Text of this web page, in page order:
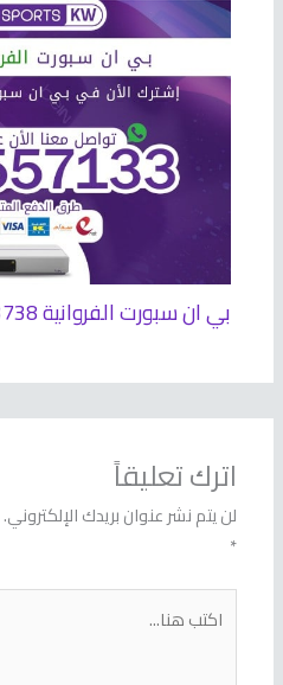
بي ان سبورت الفروانية 66633738 الكويت
اترك تعليقاً
لن يتم نشر عنوان بريدك الإلكتروني.
*
هنا...